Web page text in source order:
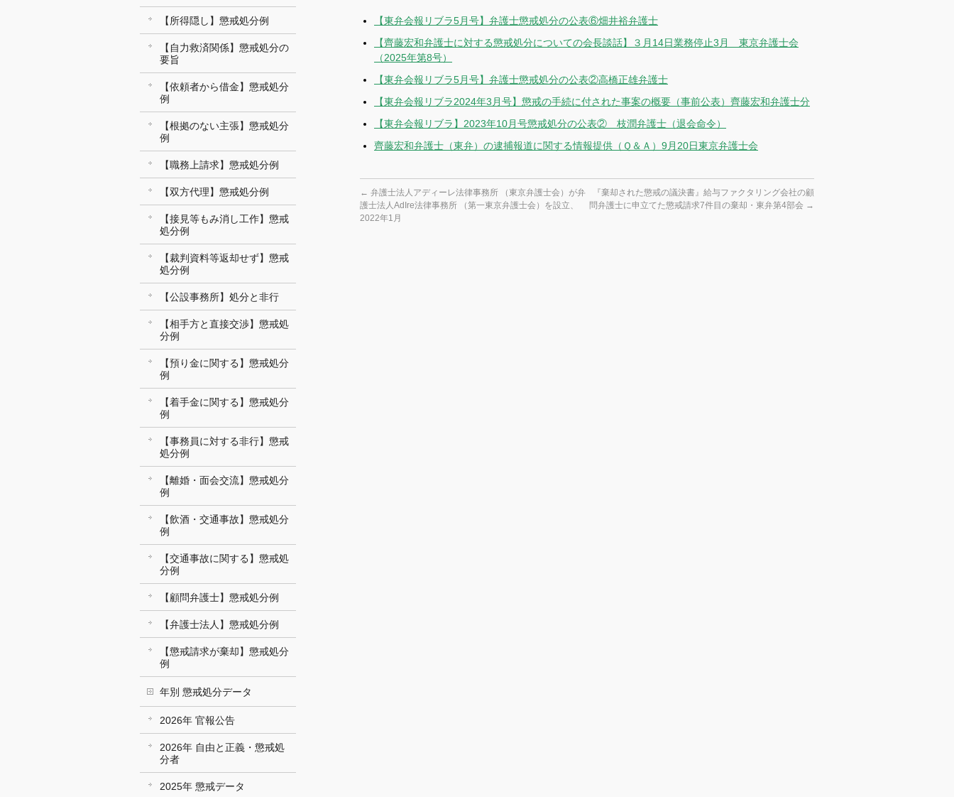
【東弁会報リブラ5月号】弁護士懲戒処分の公表⑥畑井裕弁護士
【齊藤宏和弁護士に対する懲戒処分についての会長談話】３月14日業務停止3月 東京弁護士会
（2025年第8号）
【東弁会報リブラ5月号】弁護士懲戒処分の公表②高橋正雄弁護士
【東弁会報リブラ2024年3月号】懲戒の手続に付された事案の概要（事前公表）齊藤宏和弁護士分
【東弁会報リブラ】2023年10月号懲戒処分の公表② 枝潤弁護士（退会命令）
齊藤宏和弁護士（東弁）の逮捕報道に関する情報提供（Ｑ＆Ａ）9月20日東京弁護士会
← 弁護士法人アディーレ法律事務所 （東京弁護士会）が弁
護士法人AdIre法律事務所 （第一東京弁護士会）を設立、
2022年1月
『棄却された懲戒の議決書』給与ファクタリング会社の顧
問弁護士に申立てた懲戒請求7件目の棄却・東弁第4部会 →
【所得隠し】懲戒処分例
【自力救済関係】懲戒処分の
要旨
【依頼者から借金】懲戒処分
例
【根拠のない主張】懲戒処分
例
【職務上請求】懲戒処分例
【双方代理】懲戒処分例
【接見等もみ消し工作】懲戒
処分例
【裁判資料等返却せず】懲戒
処分例
【公設事務所】処分と非行
【相手方と直接交渉】懲戒処
分例
【預り金に関する】懲戒処分
例
【着手金に関する】懲戒処分
例
【事務員に対する非行】懲戒
処分例
【離婚・面会交流】懲戒処分
例
【飲酒・交通事故】懲戒処分
例
【交通事故に関する】懲戒処
分例
【顧問弁護士】懲戒処分例
【弁護士法人】懲戒処分例
【懲戒請求が棄却】懲戒処分
例
年別 懲戒処分データ
2026年 官報公告
2026年 自由と正義・懲戒処
分者
2025年 懲戒データ